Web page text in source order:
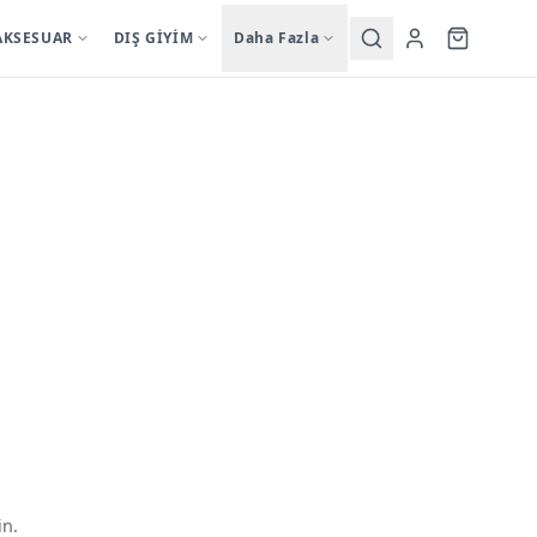
DIŞ GİYİM Daha Fazla